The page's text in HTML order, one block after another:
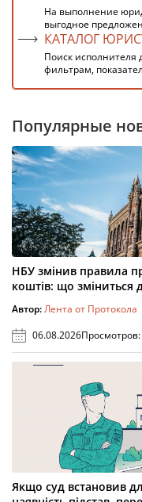
На выполнение
выгодное
КАТАЛОГ
Поиск
фильтрам,
Популярные
НБУ змінив правила
коштів: що зміниться
Автор:Лента от Протокола
06.08.2026Просмотров:
Якщо суд встановив